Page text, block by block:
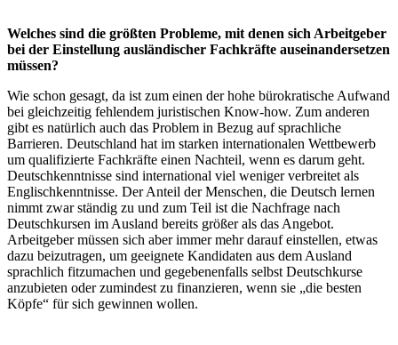
Welches sind die größten Probleme, mit denen sich Arbeitgeber
bei der Einstellung ausländischer Fachkräfte auseinandersetzen
müssen?
Wie schon gesagt, da ist zum einen der hohe bürokratische Aufwand
bei gleichzeitig fehlendem juristischen Know-how. Zum anderen
gibt es natürlich auch das Problem in Bezug auf sprachliche
Barrieren. Deutschland hat im starken internationalen Wettbewerb
um qualifizierte Fachkräfte einen Nachteil, wenn es darum geht.
Deutschkenntnisse sind international viel weniger verbreitet als
Englischkenntnisse. Der Anteil der Menschen, die Deutsch lernen
nimmt zwar ständig zu und zum Teil ist die Nachfrage nach
Deutschkursen im Ausland bereits größer als das Angebot.
Arbeitgeber müssen sich aber immer mehr darauf einstellen, etwas
dazu beizutragen, um geeignete Kandidaten aus dem Ausland
sprachlich fitzumachen und gegebenenfalls selbst Deutschkurse
anzubieten oder zumindest zu finanzieren, wenn sie „die besten
Köpfe“ für sich gewinnen wollen.